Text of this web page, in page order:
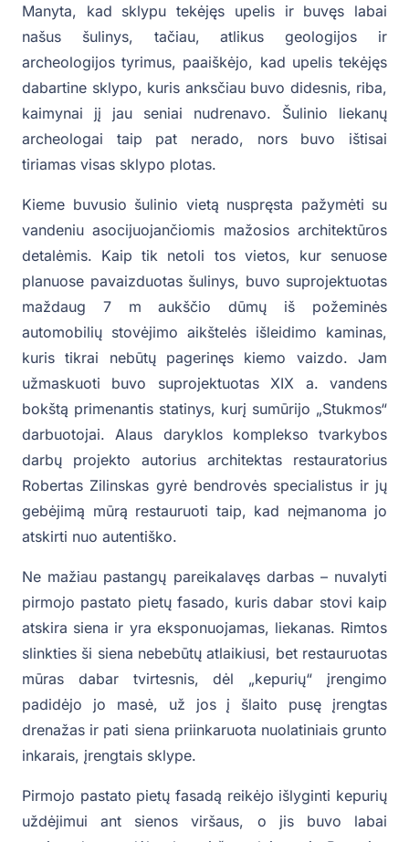
Manyta, kad sklypu tekėjęs upelis ir buvęs labai
našus šulinys, tačiau, atlikus geologijos ir
archeologijos tyrimus, paaiškėjo, kad upelis tekėjęs
dabartine sklypo, kuris anksčiau buvo didesnis, riba,
kaimynai jį jau seniai nudrenavo. Šulinio liekanų
archeologai taip pat nerado, nors buvo ištisai
tiriamas visas sklypo plotas.
Kieme buvusio šulinio vietą nuspręsta pažymėti su
vandeniu asocijuojančiomis mažosios architektūros
detalėmis. Kaip tik netoli tos vietos, kur senuose
planuose pavaizduotas šulinys, buvo suprojektuotas
maždaug 7 m aukščio dūmų iš požeminės
automobilių stovėjimo aikštelės išleidimo kaminas,
kuris tikrai nebūtų pagerinęs kiemo vaizdo. Jam
užmaskuoti buvo suprojektuotas XIX a. vandens
bokštą primenantis statinys, kurį sumūrijo „Stukmos“
darbuotojai. Alaus daryklos komplekso tvarkybos
darbų projekto autorius architektas restauratorius
Robertas Zilinskas gyrė bendrovės specialistus ir jų
gebėjimą mūrą restauruoti taip, kad neįmanoma jo
atskirti nuo autentiško.
Ne mažiau pastangų pareikalavęs darbas – nuvalyti
pirmojo pastato pietų fasado, kuris dabar stovi kaip
atskira siena ir yra eksponuojamas, liekanas. Rimtos
slinkties ši siena nebebūtų atlaikiusi, bet restauruotas
mūras dabar tvirtesnis, dėl „kepurių“ įrengimo
padidėjo jo masė, už jos į šlaito pusę įrengtas
drenažas ir pati siena priinkaruota nuolatiniais grunto
inkarais, įrengtais sklype.
Pirmojo pastato pietų fasadą reikėjo išlyginti kepurių
uždėjimui ant sienos viršaus, o jis buvo labai